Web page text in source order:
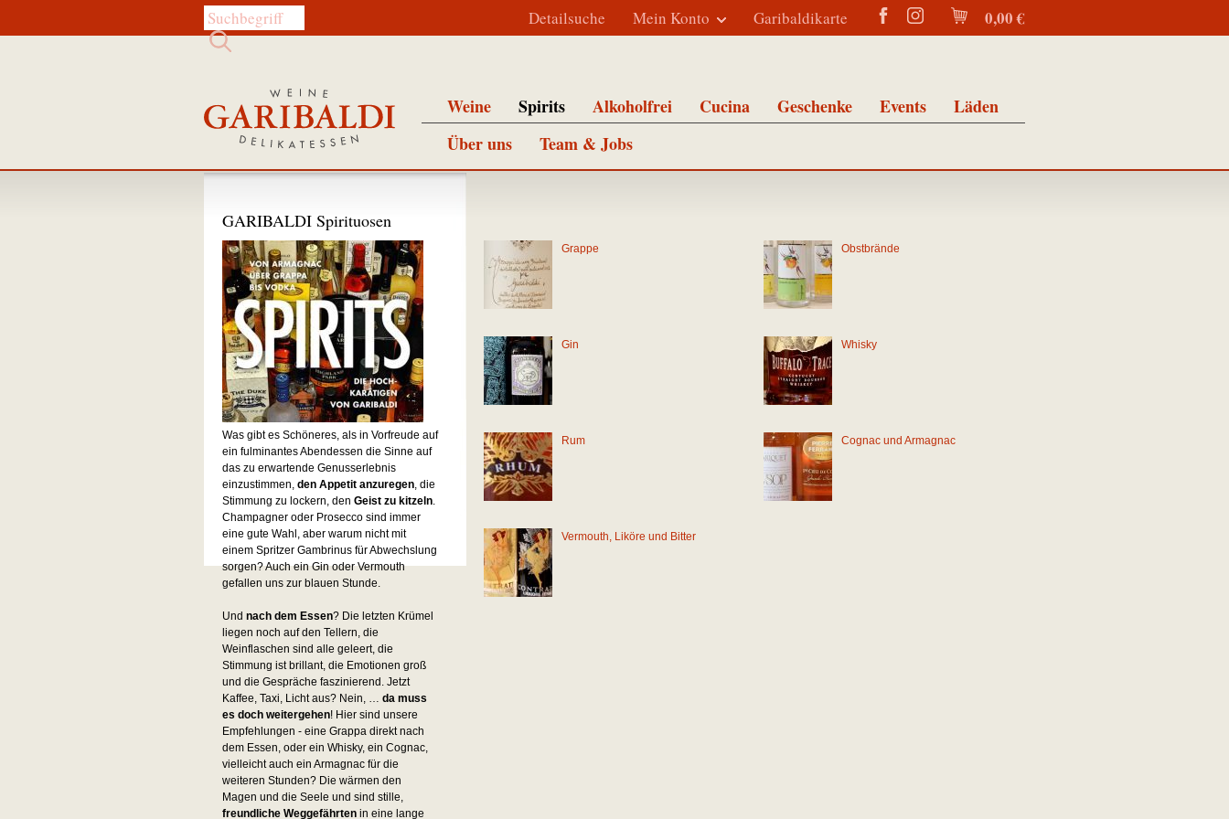
Diese Website durchsuchen: 0,00 €
Garibaldikarte
Mein Konto
Detailsuche
Weine Spirits Alkoholfrei Cucina Geschenke Events
Läden
Über uns
Team & Jobs
Grappe Obstbrände
Gin Whisky
Rum Cognac und Armagnac
Vermouth, Liköre und Bitter
GARIBALDI Spirituosen
Was gibt es Schöneres, als in Vorfreude auf
ein fulminantes Abendessen die Sinne auf
das zu erwartende Genusserlebnis
einzustimmen, den Appetit anzuregen, die
Stimmung zu lockern, den Geist zu kitzeln.
Champagner oder Prosecco sind immer
eine gute Wahl, aber warum nicht mit
einem Spritzer Gambrinus für Abwechslung
sorgen? Auch ein Gin oder Vermouth
gefallen uns zur blauen Stunde.
Und nach dem Essen? Die letzten Krümel
liegen noch auf den Tellern, die
Weinflaschen sind alle geleert, die
Stimmung ist brillant, die Emotionen groß
und die Gespräche faszinierend. Jetzt
Kaffee, Taxi, Licht aus? Nein, … da muss
es doch weitergehen! Hier sind unsere
Empfehlungen - eine Grappa direkt nach
dem Essen, oder ein Whisky, ein Cognac,
vielleicht auch ein Armagnac für die
weiteren Stunden? Die wärmen den
Magen und die Seele und sind stille,
freundliche Weggefährten in eine lange